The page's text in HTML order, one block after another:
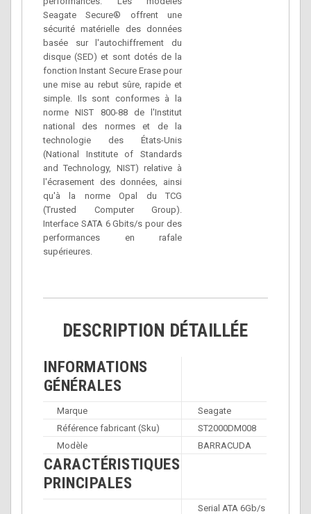
Seagate Secure® offrent une
sécurité matérielle des données
basée sur l'autochiffrement du
disque (SED) et sont dotés de la
fonction Instant Secure Erase pour
une mise au rebut sûre, rapide et
simple. Ils sont conformes à la
norme NIST 800-88 de l'Institut
national des normes et de la
technologie des États-Unis
(National Institute of Standards
and Technology, NIST) relative à
l'écrasement des données, ainsi
qu'à la norme Opal du TCG
(Trusted Computer Group).
Interface SATA 6 Gbits/s pour des
performances en rafale
supérieures.
DESCRIPTION DÉTAILLÉE
INFORMATIONS
GÉNÉRALES
Marque
Seagate
Référence fabricant (Sku)
ST2000DM008
Modèle
BARRACUDA
CARACTÉRISTIQUES
PRINCIPALES
Serial ATA 6Gb/s